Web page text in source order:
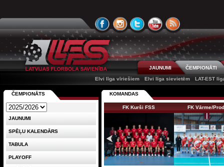
JAUNUMI
ČEMPIONĀTI
Elvi līga vīriešiem
Elvi līga sievietēm LAT-EST
KOMANDAS
FK Kurši FSS FK Vārme/
ČEMPIONĀTS
JAUNUMI
SPĒĻU KALENDĀRS
TABULA
PLAYOFF